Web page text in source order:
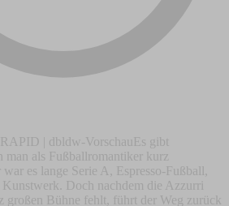
| dbldw-VorschauEs gibt
man als Fußballromantiker kurz
es lange Serie A, Espresso-Fußball,
Doch nachdem die Azzurri
großen Bühne fehlt, führt der Weg zurück